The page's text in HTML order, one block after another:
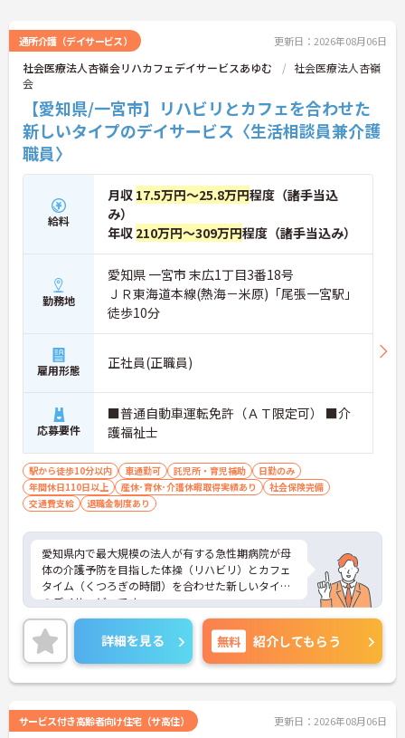
通所介護（デイサービス） 更新日：2026年08月06日
社会医療法人杏嶺会リハカフェデイサービスあゆむ
社会医療法人杏嶺
会
【愛知県/一宮市】リハビリとカフェを合わせた
新しいタイプのデイサービス〈生活相談員兼介護
職員〉
給料
月収 17.5万円～25.8万円程度（諸手当込
み）
年収 210万円～309万円程度（諸手当込み）
勤務地
愛知県 一宮市 末広1丁目3番18号
ＪＲ東海道本線(熱海－米原)「尾張一宮駅」
徒歩10分
雇用形態 正社員(正職員)
応募要件
■普通自動車運転免許（ＡＴ限定可） ■介
護福祉士
駅から徒歩10分以内 車通勤可 託児所・育児補助
日勤のみ
年間休日110日以上
産休･育休･介護休暇取得実績あり
社会保険完備
交通費支給
退職金制度あり
愛知県内で最大規模の法人が有する急性期病院が母
体の介護予防を目指した体操（リハビリ）とカフェ
タイム（くつろぎの時間）を合わせた新しいタイプ
のデイサービスです。
市町村主催で行われている健康体操をモデルとした
機能訓練（リハビリ）を取り入れ、おいしいコーヒ
ーを飲みながら楽しい時間を過ごして頂けるような
施設となっております。
少しでもご興味のある方はお気軽にお問い合わせく
詳細を見る 無料 紹介してもらう
サービス付き高齢者向け住宅（サ高住） 更新日：2026年08月06日